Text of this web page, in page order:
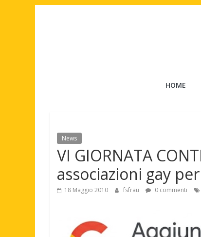
Tuttouomini
Motori,
gay
news
moda
HOME
News
VI GIORNATA
associazioni gay
18 Maggio 2010 fsfrau 0 commenti